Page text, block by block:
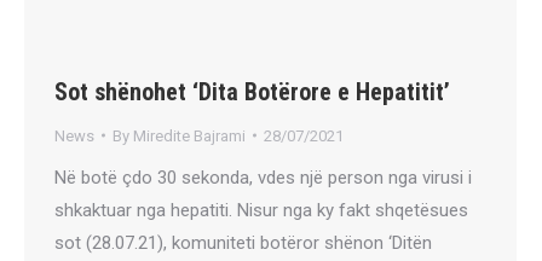
Sot shënohet ‘Dita Botërore e Hepatitit’
News By Miredite Bajrami 28/07/2021
Në botë çdo 30 sekonda, vdes një person nga virusi i
shkaktuar nga hepatiti. Nisur nga ky fakt shqetësues
sot (28.07.21), komuniteti botëror shënon ‘Ditën